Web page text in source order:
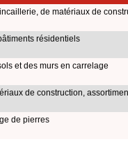
de matériaux de
résidentiels
et des murs en carrelage
de construction,
de pierres